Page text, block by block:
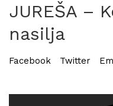
JUREŠA –
nasilja
Facebook Twitter